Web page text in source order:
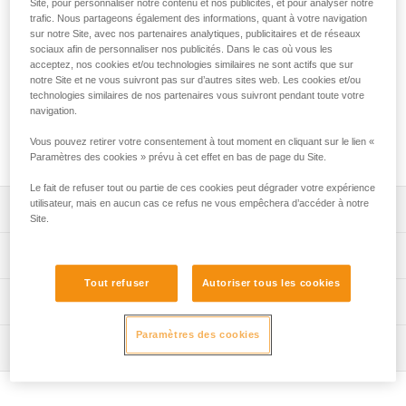
portage TRANSPORT 45 est confortable et robuste. Le dos,
les bretelles et la sangle ventrale, en mousse thermoformée,
procurent un confort optimal à l'utilisateur, même lors du
portage de charges lourdes. Sa construction en bâche TPU
haute résistance permet une utilisation intensive, sans
craindre une usure prématurée. Sa conception en fait un
sac pratique, auto-portant, qui peut également être porté à la
au poste de travail en position ouverte.
Descriptif
- dos, bretelles et sangle ventrale, en mousse
thermoformée, qui procurent à l'utilisateur un confort
optimal lors du portage, quelle que soit la charge.
Construction robuste :
Dimensions: 58 x 32,5 x 28 cm
Informations techniques
Site, pour personnaliser notre contenu et nos publicités, et pour analyser notre
trafic. Nous partageons également des informations, quant à votre navigation
sur notre Site, avec nos partenaires analytiques, publicitaires et de réseaux
sociaux afin de personnaliser nos publicités. Dans le cas où vous les
acceptez, nos cookies et/ou technologies similaires ne sont actifs que sur
notre Site et ne vous suivront pas sur d’autres sites web. Les cookies et/ou
technologies similaires de nos partenaires vous suivront pendant toute votre
navigation.
Vous pouvez retirer votre consentement à tout moment en cliquant sur le lien «
Paramètres des cookies » prévu à cet effet en bas de page du Site.
Le fait de refuser tout ou partie de ces cookies peut dégrader votre expérience
utilisateur, mais en aucun cas ce refus ne vous empêchera d’accéder à notre
Site.
Tout refuser Autoriser tous les cookies
Paramètres des cookies